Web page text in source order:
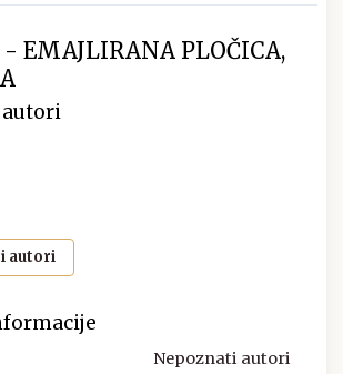
EMAJLIRANA PLOČICA,
autori
Nepoznati autori